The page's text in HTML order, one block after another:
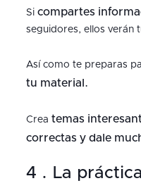
Si compartes
seguidores, ellos verán
Así como te preparas
tu material.
Crea temas
correctas y dale
4 . La